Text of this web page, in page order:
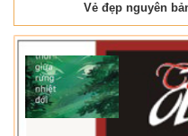
Vẻ đẹp nguyên